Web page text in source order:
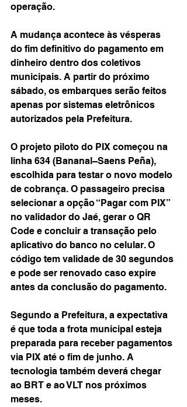
operação.
A mudança acontece às vésperas
do fim definitivo do pagamento em
dinheiro dentro dos coletivos
municipais. A partir do próximo
sábado, os embarques serão feitos
apenas por sistemas eletrônicos
autorizados pela Prefeitura.
O projeto piloto do PIX começou na
linha 634 (Bananal–Saens Peña),
escolhida para testar o novo modelo
de cobrança. O passageiro precisa
selecionar a opção “Pagar com PIX”
no validador do Jaé, gerar o QR
Code e concluir a transação pelo
aplicativo do banco no celular. O
código tem validade de 30 segundos
e pode ser renovado caso expire
antes da conclusão do pagamento.
Segundo a Prefeitura, a expectativa
é que toda a frota municipal esteja
preparada para receber pagamentos
via PIX até o fim de junho. A
tecnologia também deverá chegar
ao BRT e ao VLT nos próximos
meses.